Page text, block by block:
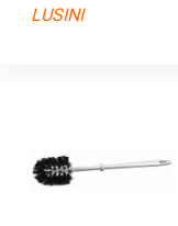
LUSINI